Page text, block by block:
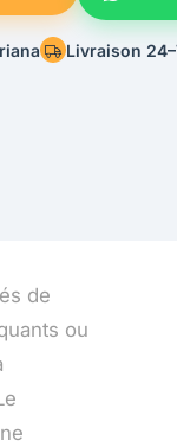
Livraison
de
ou